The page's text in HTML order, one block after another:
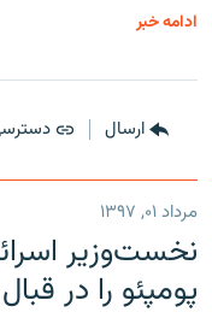
ادامه خبر
ارسال
مرداد ۰۱, ۱۳۹۷
نخست‌وزیر
پومپئو را در